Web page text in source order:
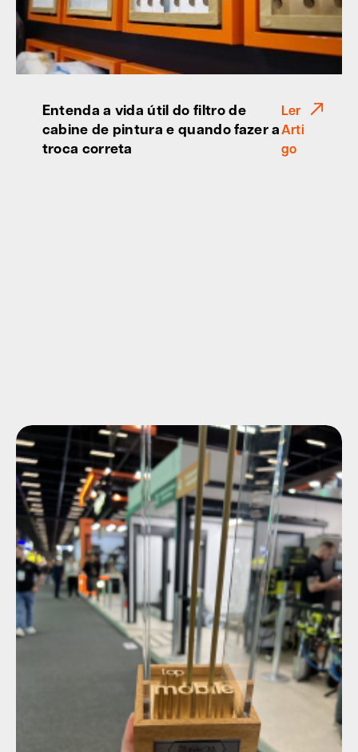
Entenda a vida útil do filtro de
cabine de pintura e quando fazer a
troca correta
Ler
Arti
go